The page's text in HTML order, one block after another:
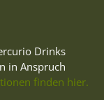
Drinks
in Anspruch
finden hier.